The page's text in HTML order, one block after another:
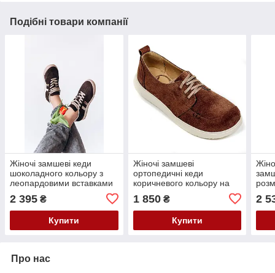
Подібні товари компанії
Жіночі замшеві кеди
шоколадного кольору з
леопардовими вставками
на шнурівці Frivoli F825-
83-55Т розмір 36
2 395 ₴
Купити
Жіночі замшеві
ортопедичні кеди
коричневого кольору на
розмір 36
1 850₴
Купити
2
Про нас